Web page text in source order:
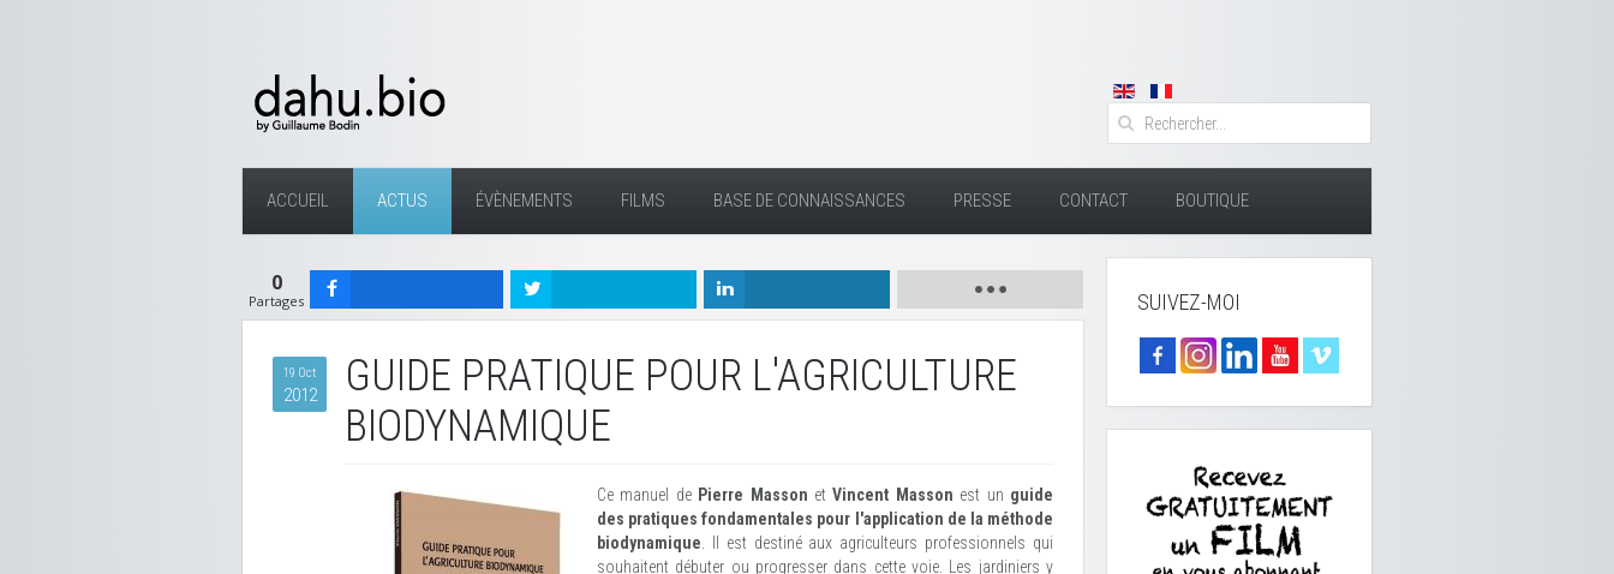
ACCUEIL ACTUS ÉVÈNEMENTS FILMS BASE DE CONNAISSANCES PRESSE CONTACT BOUTIQUE
0
Partages
19 Oct
2012
GUIDE PRATIQUE POUR L'AGRICULTURE
BIODYNAMIQUE
Ce manuel de Pierre Masson etVincent Masson est un guide
des pratiques fondamentales pour l'application de la méthode
biodynamique . Il est destiné aux agriculteurs professionnels qui
souhaitent débuter ou progresser dans cette voie. Les jardiniers y
SUIVEZ-MOI